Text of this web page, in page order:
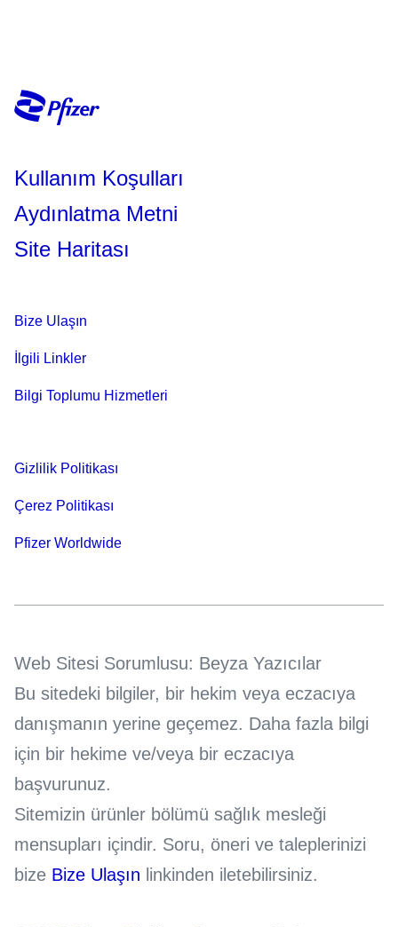
Kullanım Koşulları
Aydınlatma Metni
Site Haritası
Bize Ulaşın
İlgili Linkler
Bilgi Toplumu Hizmetleri
Gizlilik Politikası
Çerez Politikası
Pfizer Worldwide
Web Sitesi Sorumlusu: Beyza Yazıcılar
Bu sitedeki bilgiler, bir hekim veya eczacıya
danışmanın yerine geçemez. Daha fazla bilgi
için bir hekime ve/veya bir eczacıya
başvurunuz.
Sitemizin ürünler bölümü sağlık mesleği
mensupları içindir. Soru, öneri ve taleplerinizi
bize Bize Ulaşın linkinden iletebilirsiniz.